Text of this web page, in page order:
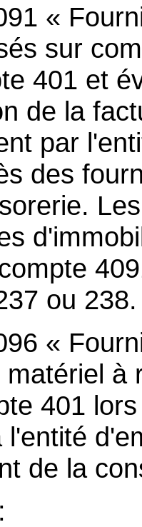
«
sur
401 et
de la
par
des
ou 238.
«
à
401
de la